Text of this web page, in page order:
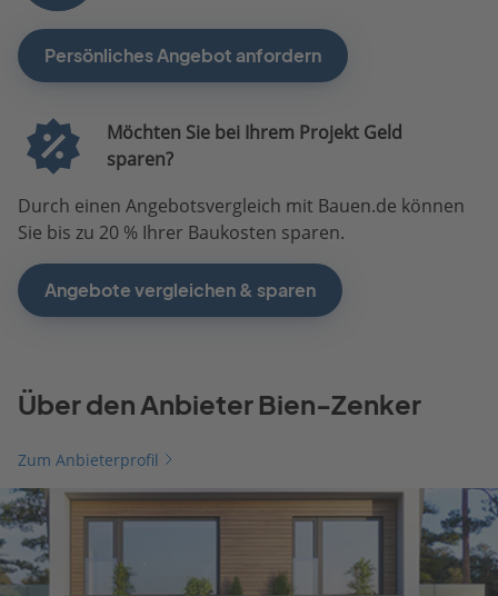
Persönliches Angebot anfordern
Möchten Sie bei Ihrem Projekt Geld
sparen?
Durch einen Angebotsvergleich mit Bauen.de können
Sie bis zu 20 % Ihrer Baukosten sparen.
Angebote vergleichen & sparen
Über den Anbieter Bien-Zenker
Zum Anbieterprofil